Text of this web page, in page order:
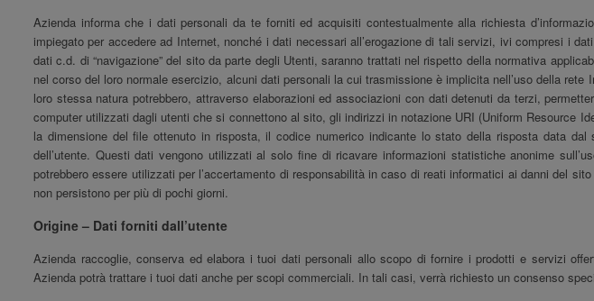
Azienda informa che i dati personali da te forniti ed acquisiti contestualmente alla richiesta
impiegato per accedere ad Internet, nonché i dati necessari all’erogazione di tali servizi, ivi compresi i
dati c.d. di “navigazione” del sito da parte degli Utenti, saranno trattati nel rispetto della normativa
nel corso del loro normale esercizio, alcuni dati personali la cui trasmissione è implicita nell’uso della
loro stessa natura potrebbero, attraverso elaborazioni ed associazioni con dati detenuti da terzi,
computer utilizzati dagli utenti che si connettono al sito, gli indirizzi in notazione URI (Uniform Resource
la dimensione del file ottenuto in risposta, il codice numerico indicante lo stato della risposta data
dell’utente. Questi dati vengono utilizzati al solo fine di ricavare informazioni statistiche anonime
potrebbero essere utilizzati per l’accertamento di responsabilità in caso di reati informatici ai danni del
non persistono per più di pochi giorni.
Origine – Dati forniti dall’utente
Azienda raccoglie, conserva ed elabora i tuoi dati personali allo scopo di fornire i prodotti e servizi
Azienda potrà trattare i tuoi dati anche per scopi commerciali. In tali casi, verrà richiesto un consenso